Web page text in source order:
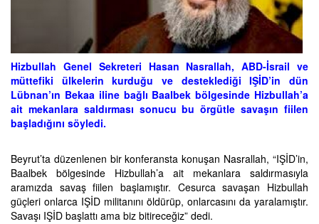
Hizbullah Genel Sekreteri Hasan Nasrallah, ABD-İsrail ve
müttefiki ülkelerin kurduğu ve desteklediği IŞİD’in dün
Lübnan’ın Bekaa iline bağlı Baalbek bölgesinde Hizbullah’a
ait mekanlara saldırması sonucu bu örgütle savaşın fiilen
başladığını söyledi.
Beyrut’ta düzenlenen bir konferansta konuşan Nasrallah, “IŞİD’in,
Baalbek bölgesinde Hizbullah’a ait mekanlara saldırmasıyla
aramızda savaş fiilen başlamıştır. Cesurca savaşan Hizbullah
güçleri onlarca IŞİD militanını öldürüp, onlarcasını da yaralamıştır.
Savaşı IŞİD başlattı ama biz bitireceğiz” dedi.